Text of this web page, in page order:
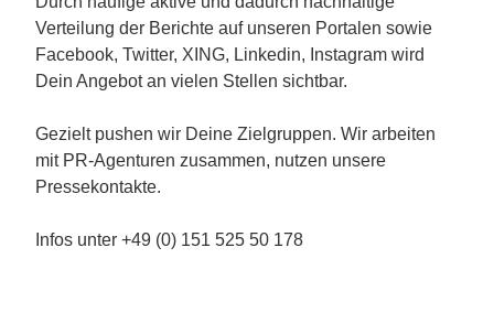
Verteilung der Berichte auf unseren Portalen sowie
Facebook, Twitter, XING, Linkedin, Instagram wird
Dein Angebot an vielen Stellen sichtbar.
Gezielt pushen wir Deine Zielgruppen. Wir arbeiten
mit PR-Agenturen zusammen, nutzen unsere
Pressekontakte.
Infos unter +49 (0) 151 525 50 178